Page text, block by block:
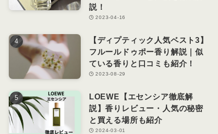
説！
2023-04-16
【ディプティック人気ベスト3】
フルールドゥポー香り解説｜似
ている香りと口コミも紹介！
2023-08-29
LOEWE【エセンシア徹底解
説】香りレビュー・人気の秘密
と買える場所も紹介
2024-03-01